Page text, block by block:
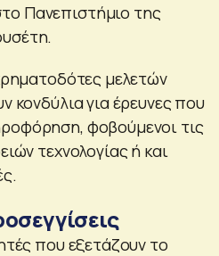
Πανεπιστήμιο της
μελετών
κονδύλια για έρευνες που
φοβούμενοι τις
τεχνολογίας ή και
που εξετάζουν το